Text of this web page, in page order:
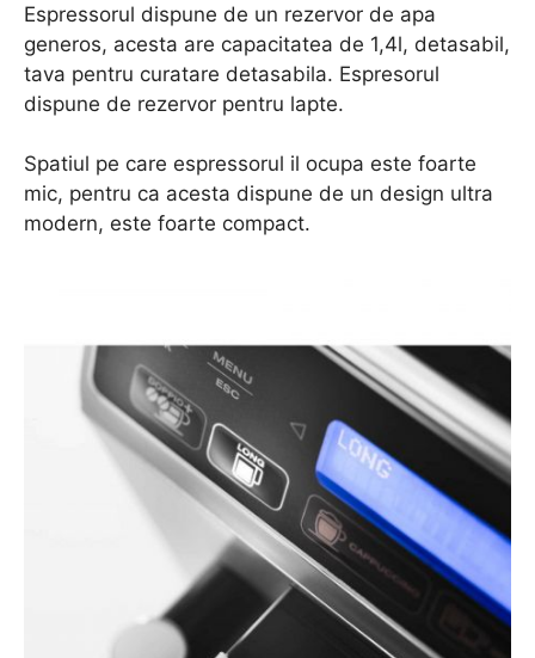
Espressorul dispune de un rezervor de apa
generos, acesta are capacitatea de 1,4l, detasabil,
tava pentru curatare detasabila. Espresorul
dispune de rezervor pentru lapte.
Spatiul pe care espressorul il ocupa este foarte
mic, pentru ca acesta dispune de un design ultra
modern, este foarte compact.